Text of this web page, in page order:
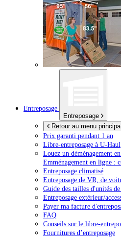
Entreposage
Entreposage
Retour au menu principal
Prix garanti pendant 1 an
Libre-entreposage à U-Haul
Louez un déménagement
Emménagement en ligne :
Entreposage climatisé
Entreposage de VR, de
Guide des tailles d'unités
Entreposage extérieur/
Payer ma facture
FAQ
Conseils sur le libre-
Fournitures d’entreposage